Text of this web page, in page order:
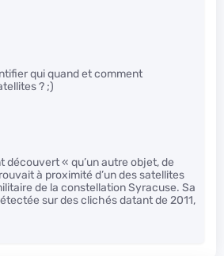
qui quand et comment
? ;)
découvert « qu’un autre objet, de
à proximité d’un des satellites
de la constellation Syracuse. Sa
sur des clichés datant de 2011,